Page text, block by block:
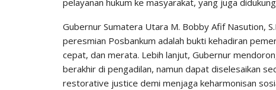
Gubernur Sumatera Utara M. Bobby Afif Nasution,
peresmian Posbankum adalah bukti kehadiran
cepat, dan merata. Lebih lanjut, Gubernur
berakhir di pengadilan, namun dapat diselesaikan
restorative justice demi menjaga keharmonisan